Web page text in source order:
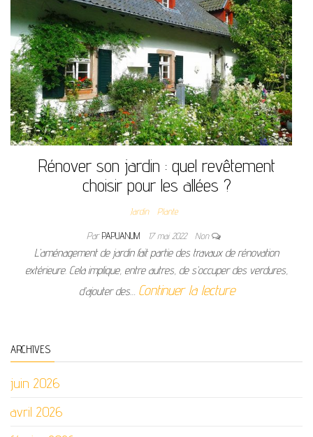
Rénover son jardin : quel revêtement
choisir pour les allées ?
Jardin Plante
ParPAPUANUM 17 mai 2022 Non
L’aménagement de jardin fait partie des travaux de rénovation
extérieure. Cela implique, entre autres, de s’occuper des verdures,
d’ajouter des… Continuer la lecture
ARCHIVES
juin 2026
avril 2026